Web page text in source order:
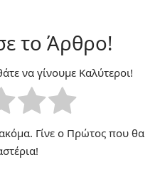
το Άρθρο!
να γίνουμε Καλύτεροι!
Γίνε ο Πρώτος που θα